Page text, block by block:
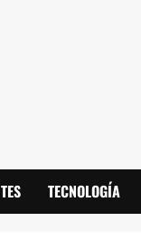
TECNOLOGÍA